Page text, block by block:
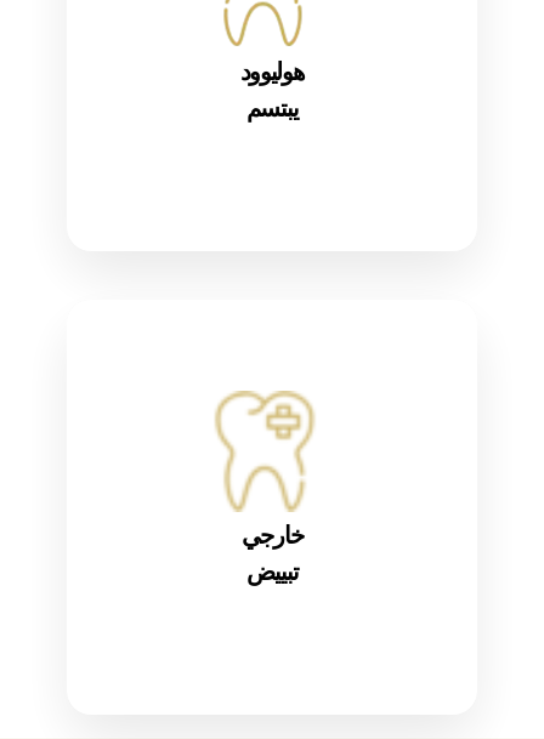
هوليوود
يبتسم
خارجي
تبييض